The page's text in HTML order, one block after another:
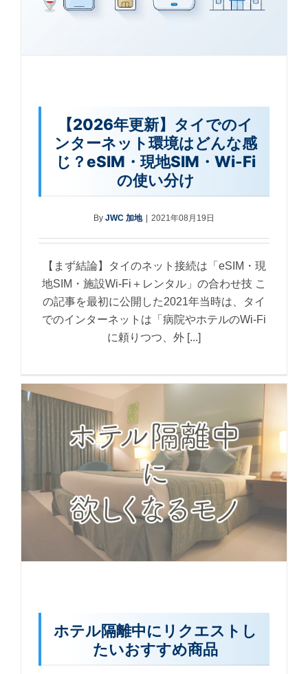
【2026年更新】タイでのイ
ンターネット環境はどんな感
じ？eSIM・現地SIM・Wi-Fi
の使い分け
By JWC 加地 2021年08月19日
【まず結論】タイのネット接続は「eSIM・現
地SIM・施設Wi-Fi＋レンタル」の合わせ技 こ
の記事を最初に公開した2021年当時は、タイ
でのインターネットは「病院やホテルのWi-Fi
に頼りつつ、外 [...]
ホテル隔離中にリクエストし
たいおすすめ商品